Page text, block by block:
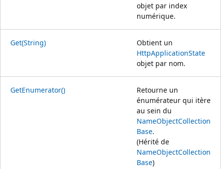
objet par index
numérique.
Get(String)
Obtient un
HttpApplicationState
objet par nom.
GetEnumerator()
Retourne un
énumérateur qui itère
au sein du
NameObjectCollection
Base.
(Hérité de
NameObjectCollection
Base)